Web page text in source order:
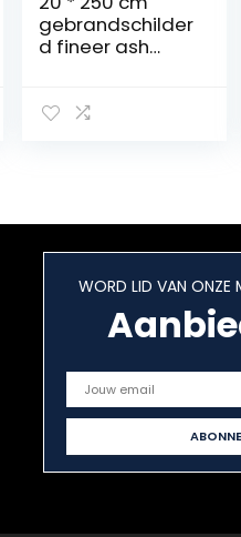
gebrandschilder
d fineer ash
meubels
WORD LID VAN ONZE